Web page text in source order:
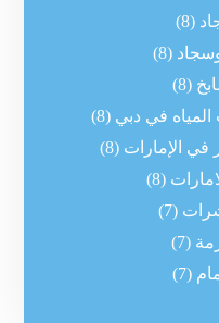
(8)
(8)
(8)
في دبي (8)
الإمارات (8)
(8)
(7)
(7)
(7)